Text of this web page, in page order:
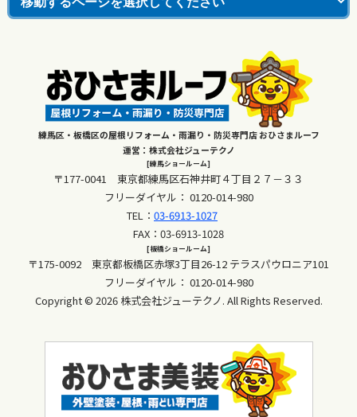
練馬区・板橋区の屋根リフォーム・雨漏り・防災専門店 おひさまルーフ
運営：株式会社ジューテクノ
[練馬ショールーム]
〒177-0041 東京都練馬区石神井町４丁目２７－３３
フリーダイヤル： 0120-014-980
TEL： 03-6913-1027
FAX：03-6913-1028
[板橋ショールーム]
〒175-0092 東京都板橋区赤塚3丁目26-12 テラスパウロニア101
フリーダイヤル： 0120-014-980
Copyright © 2026 株式会社ジューテクノ. All Rights Reserved.